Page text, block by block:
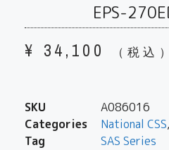
EPS-
¥ 34,100 （税込）
SKU
A086016
Categories
National CSS,
Tag
SAS Series